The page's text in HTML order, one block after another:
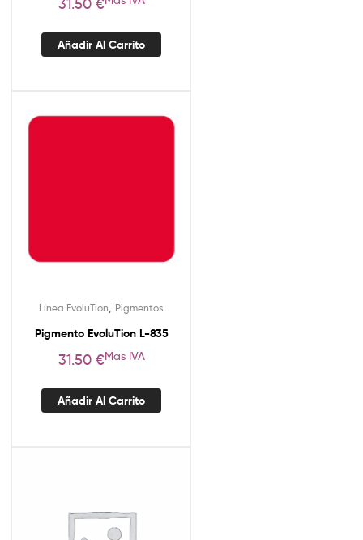
31.50 €
Añadir Al Carrito
Línea EvoluTion Pigmentos
Pigmento EvoluTion L-835
31.50 €Mas IVA
Añadir Al Carrito